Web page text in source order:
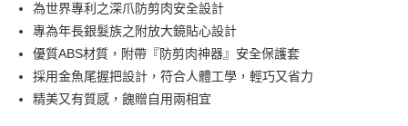
Google Pay
全盈+PAY
ATM付款
為世界專利之深爪防剪肉安全設計
專為年長銀髮族之附放大鏡貼心設計
優質ABS材質，附帶『防剪肉神器』安全保護套
採用金魚尾握把設計，符合人體工學，輕巧又省力
精美又有質感，餽贈自用兩相宜